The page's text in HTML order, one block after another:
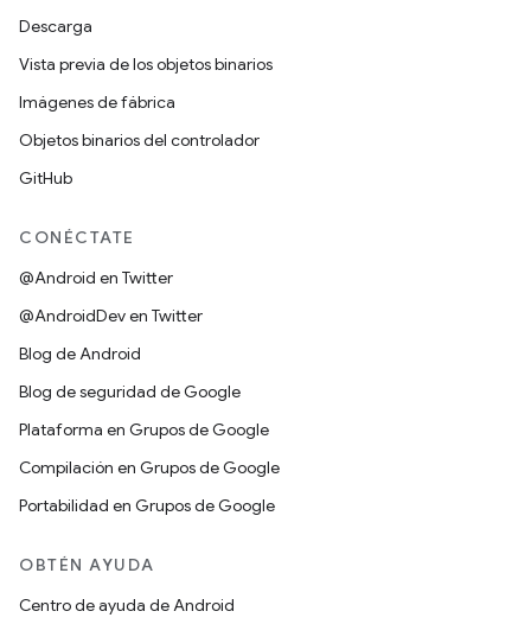
Descarga
Vista previa de los objetos binarios
Imágenes de fábrica
Objetos binarios del controlador
GitHub
CONÉCTATE
@Android en Twitter
@AndroidDev en Twitter
Blog de Android
Blog de seguridad de Google
Plataforma en Grupos de Google
Compilación en Grupos de Google
Portabilidad en Grupos de Google
OBTÉN AYUDA
Centro de ayuda de Android